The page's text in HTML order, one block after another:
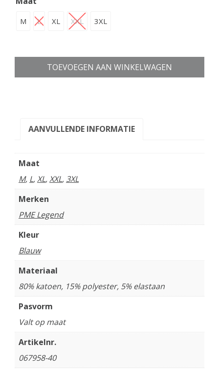
M L XL XXL 3XL
TOEVOEGEN AAN WINKELWAGEN
AANVULLENDE INFORMATIE
Maat
M, L,XL,XXL, 3XL
Merken
PME Legend
Kleur
Blauw
Materiaal
80% katoen, 15% polyester, 5% elastaan
Pasvorm
Valt op maat
Artikelnr.
067958-40